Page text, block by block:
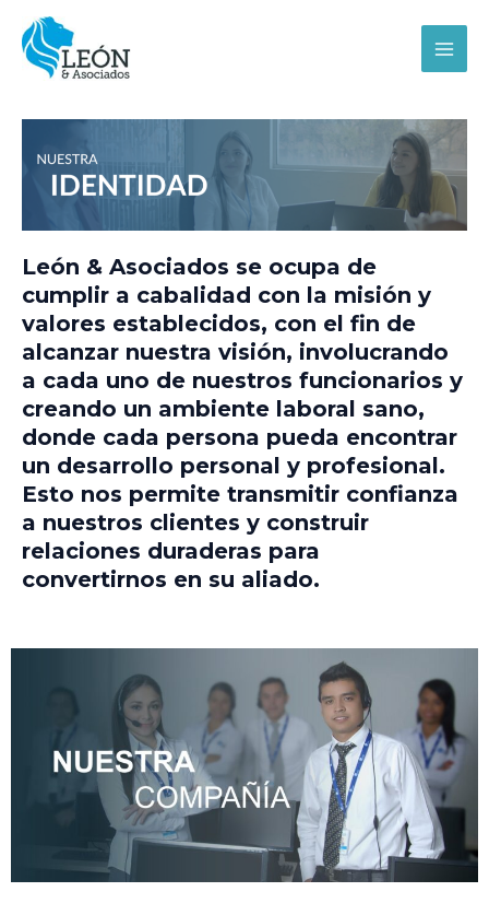
contenido
León & Asociados se ocupa de
cumplir a cabalidad con la misión y
valores establecidos, con el fin de
alcanzar nuestra visión, involucrando
a cada uno de nuestros funcionarios y
creando un ambiente laboral sano,
donde cada persona pueda encontrar
un desarrollo personal y profesional.
Esto nos permite transmitir confianza
a nuestros clientes y construir
relaciones duraderas para
convertirnos en su aliado.